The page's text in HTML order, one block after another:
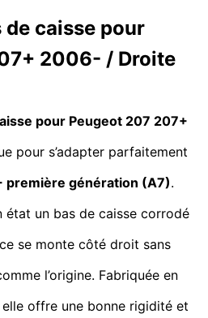
de caisse pour
2006- / Droite
pour Peugeot 207 207+
pour s’adapter parfaitement
première génération (A7).
état un bas de caisse corrodé
se monte côté droit sans
l’origine. Fabriquée en
elle offre une bonne rigidité et